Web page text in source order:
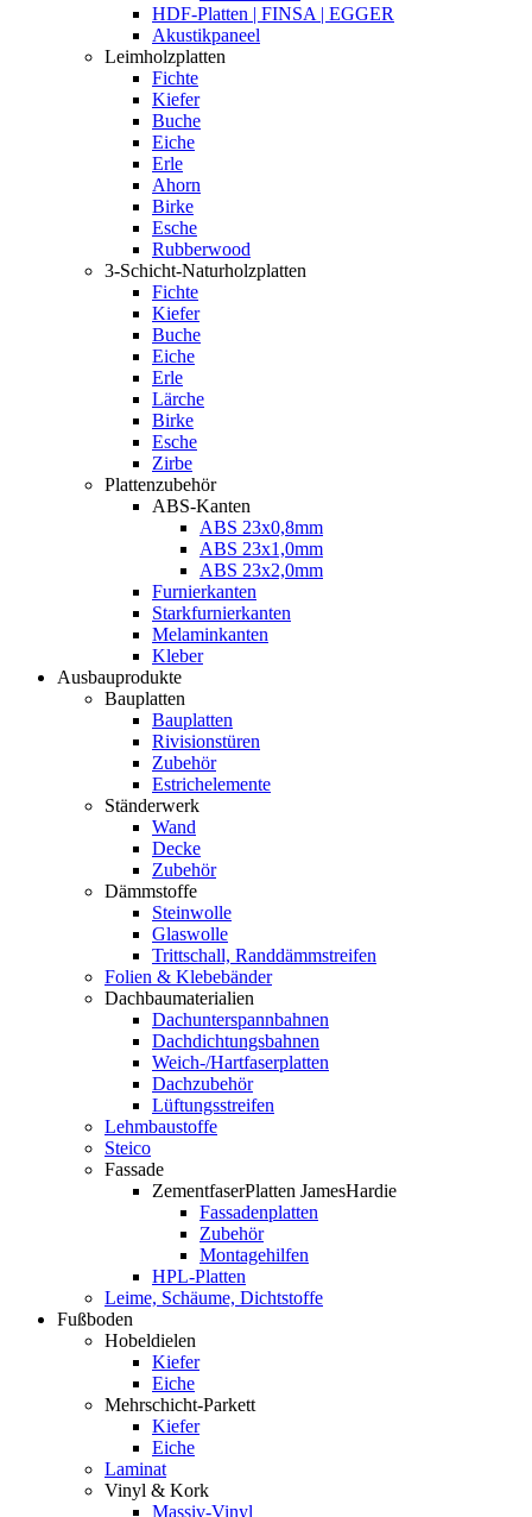
HDF-Platten | FINSA | EGGER
Akustikpaneel
Leimholzplatten
Fichte
Kiefer
Buche
Eiche
Erle
Ahorn
Birke
Esche
Rubberwood
3-Schicht-Naturholzplatten
Fichte
Kiefer
Buche
Eiche
Erle
Lärche
Birke
Esche
Zirbe
Plattenzubehör
ABS-Kanten
ABS 23x0,8mm
ABS 23x1,0mm
ABS 23x2,0mm
Furnierkanten
Starkfurnierkanten
Melaminkanten
Kleber
Ausbauprodukte
Bauplatten
Bauplatten
Rivisionstüren
Zubehör
Estrichelemente
Ständerwerk
Wand
Decke
Zubehör
Dämmstoffe
Steinwolle
Glaswolle
Trittschall, Randdämmstreifen
Folien & Klebebänder
Dachbaumaterialien
Dachunterspannbahnen
Dachdichtungsbahnen
Weich-/Hartfaserplatten
Dachzubehör
Lüftungsstreifen
Lehmbaustoffe
Steico
Fassade
ZementfaserPlatten JamesHardie
Fassadenplatten
Zubehör
Montagehilfen
HPL-Platten
Leime, Schäume, Dichtstoffe
Fußboden
Hobeldielen
Kiefer
Eiche
Mehrschicht-Parkett
Kiefer
Eiche
Laminat
Vinyl & Kork
Massiv-Vinyl